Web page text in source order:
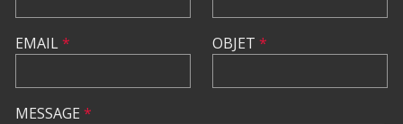
EMAIL* OBJET *
MESSAGE *